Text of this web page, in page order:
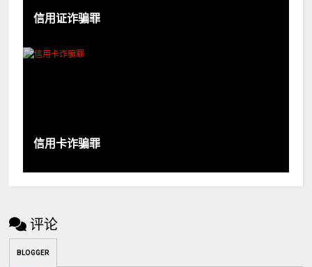
信用证诈骗罪
信用卡诈骗罪
评论
BLOGGER